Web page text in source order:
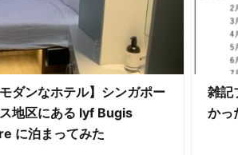
モダンなホテル】シンガポー
地区にある lyf Bugis
に泊まってみた
雑記
かっ